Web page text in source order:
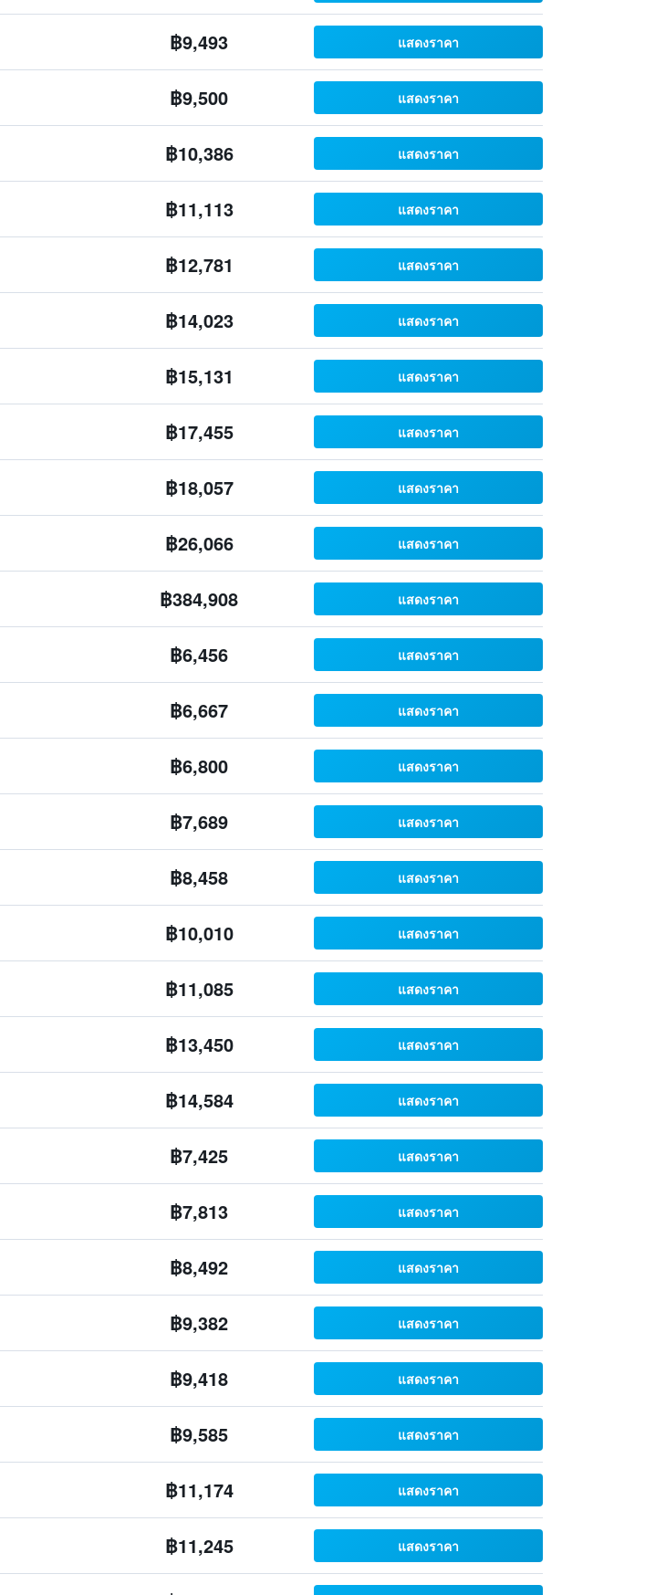
฿9,493 แสดงราคา
฿9,500 แสดงราคา
฿10,386 แสดงราคา
฿11,113 แสดงราคา
฿12,781 แสดงราคา
฿14,023 แสดงราคา
฿15,131 แสดงราคา
฿17,455 แสดงราคา
฿18,057 แสดงราคา
฿26,066 แสดงราคา
฿384,908 แสดงราคา
฿6,456 แสดงราคา
฿6,667 แสดงราคา
฿6,800 แสดงราคา
฿7,689 แสดงราคา
฿8,458 แสดงราคา
฿10,010 แสดงราคา
฿11,085 แสดงราคา
฿13,450 แสดงราคา
฿14,584 แสดงราคา
฿7,425 แสดงราคา
฿7,813 แสดงราคา
฿8,492 แสดงราคา
฿9,382 แสดงราคา
฿9,418 แสดงราคา
฿9,585 แสดงราคา
฿11,174 แสดงราคา
฿11,245 แสดงราคา